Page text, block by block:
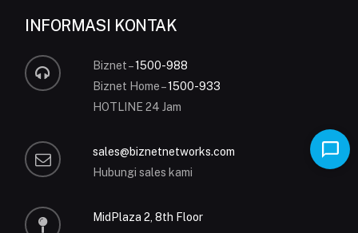
INFORMASI KONTAK
Biznet –1500-988
Biznet Home –1500-933
HOTLINE 24 Jam
sales@biznetnetworks.com
Hubungi sales kami
MidPlaza 2, 8th Floor